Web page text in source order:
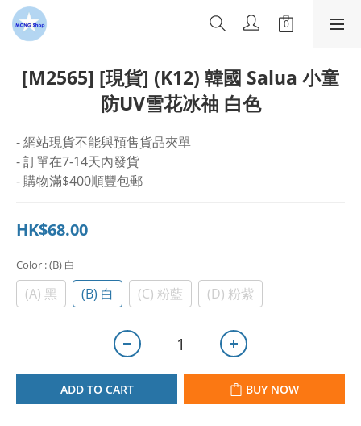
[M2565] [現貨] (K12) 韓國 Salua 小童
防UV雪花冰䄂 白色
- 網站現貨不能與預售貨品夾單
- 訂單在7-14天內發貨
- 購物滿$400順豐包郵
HK$68.00
Color : (B) 白
(A) 黑 (B) 白 (C) 粉藍 (D) 粉紫
ADD TO CART BUY NOW